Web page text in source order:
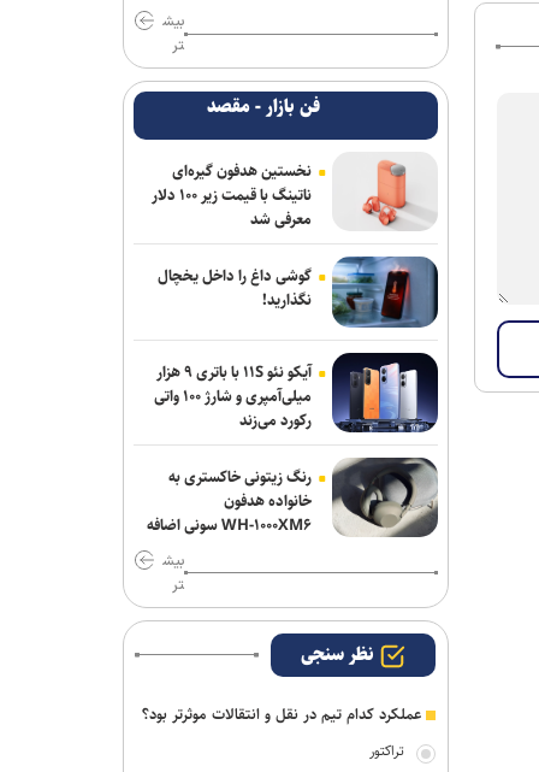
سفر مربی جدید استقلال به ایران
پشت‌پرده بند فسخ قرارداد ۱۰۰ میلیونی
استقلال و رضاییان
موضع جدید نساجی درباره ایری و طاهری
پایان شایعات در مورد جدایی؛ بیفوما در
پرسپولیس ماندنی شد
پاسخ منفی یک لزیونر به باشگاه
پرسپولیس؛ فعلا به ایران نمی‌آیم
استعلام استقلال از فیفا در مورد جذب
بازیکن آزاد و پنجره تیم بانوان
بیش
تر
فن بازار - مقصد
نخستین هدفون گیره‌ای
ناتینگ با قیمت زیر ۱۰۰ دلار
معرفی شد
گوشی داغ را داخل یخچال
نگذارید!
آیکو نئو ۱۱S با باتری ۹ هزار
میلی‌آمپری و شارژ ۱۰۰ واتی
رکورد می‌زند
رنگ زیتونی خاکستری به
خانواده هدفون
WH-۱۰۰۰XM۶ سونی اضافه
بیش
تر
نظر سنجی
عملکرد کدام تیم در نقل و انتقالات موثرتر بود؟
تراکتور